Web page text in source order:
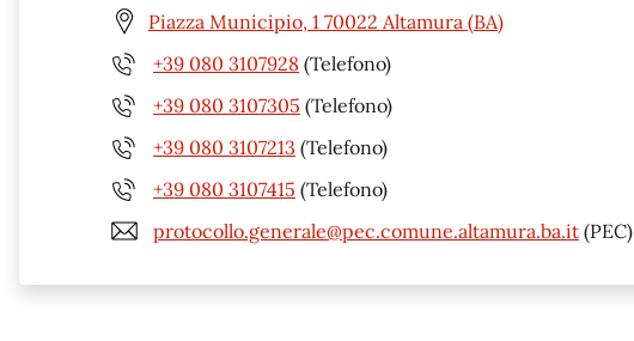
Piazza Municipio, 1 70022 Altamura (BA)
+39 080 3107928 (Telefono)
+39 080 3107305 (Telefono)
+39 080 3107213 (Telefono)
+39 080 3107415 (Telefono)
protocollo.generale@pec.comune.altamura.ba.it (PEC)